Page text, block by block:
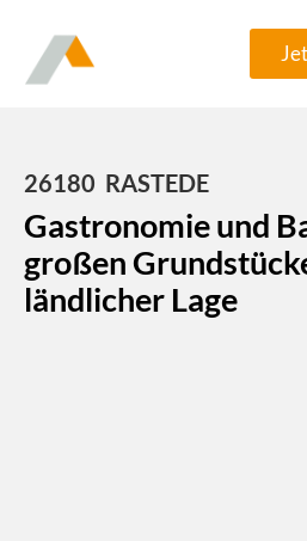
springen
26180 RASTEDE
Gastronomie und
großen
ländlicher Lage